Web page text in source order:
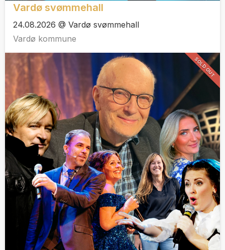
Vardø svømmehall
24.08.2026 @ Vardø svømmehall
Vardø kommune
SOLD OUT